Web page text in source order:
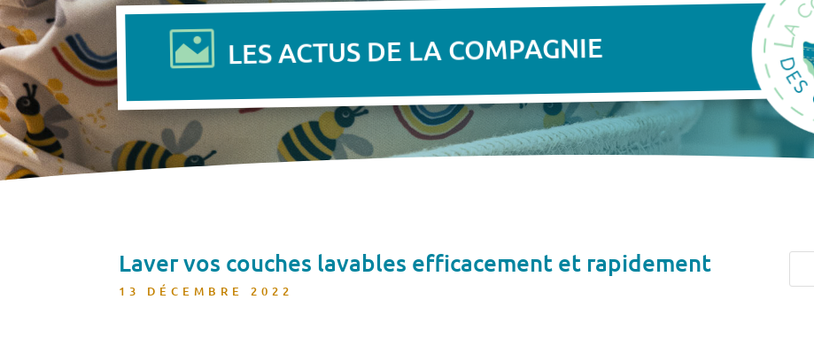
 LES ACTUS DE LA COMPAGNIE
Laver vos couches lavables efficacement et rapidement
13 DÉCEMBRE 2022